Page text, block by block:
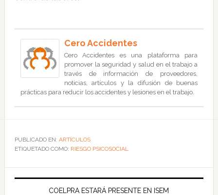
Cero Accidentes
Cero Accidentes es una plataforma para
promover la seguridad y salud en el trabajo a
través de información de proveedores,
noticias, artículos y la difusión de buenas
prácticas para reducir los accidentes y lesiones en el trabajo.
PUBLICADO EN: ARTÍCULOS
ETIQUETADO COMO: RIESGO PSICOSOCIAL
COELPRA ESTARÁ PRESENTE EN ISEM